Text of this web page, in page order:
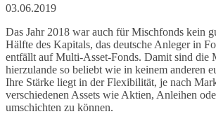
03.06.2019
Das Jahr 2018 war auch für Mischfonds kein
Hälfte des Kapitals, das deutsche Anleger in
entfällt auf Multi-Asset-Fonds. Damit sind die
hierzulande so beliebt wie in keinem anderen
Ihre Stärke liegt in der Flexibilität, je nach
verschiedenen Assets wie Aktien, Anleihen
umschichten zu können.